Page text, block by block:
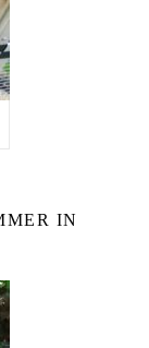
IN